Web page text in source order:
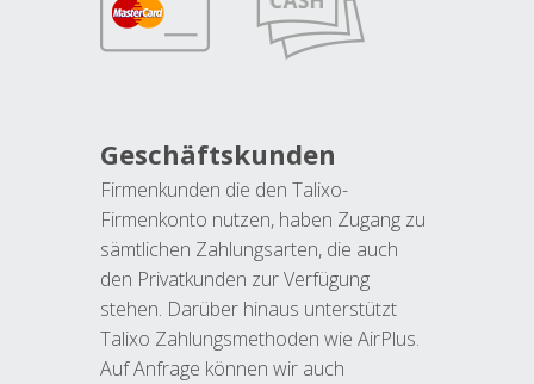
Geschäftskunden
Firmenkunden die den Talixo-
Firmenkonto nutzen, haben Zugang zu
sämtlichen Zahlungsarten, die auch
den Privatkunden zur Verfügung
stehen. Darüber hinaus unterstützt
Talixo Zahlungsmethoden wie AirPlus.
Auf Anfrage können wir auch